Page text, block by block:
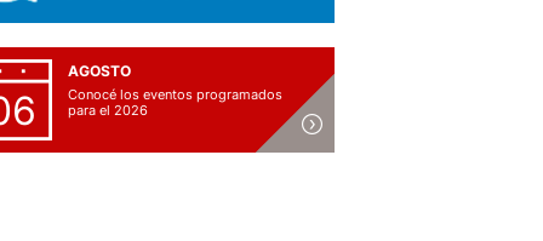
AGOSTO
Conocé los eventos programados
para el 2026